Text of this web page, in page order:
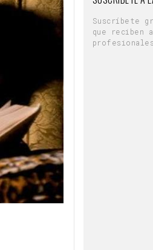
Suscríbete
que reciben